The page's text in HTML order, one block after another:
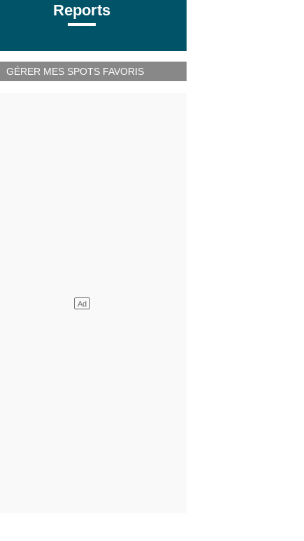
Reports
GÉRER MES SPOTS FAVORIS